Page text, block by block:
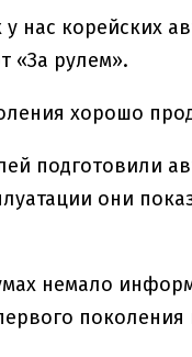
нас корейских
«За рулем».
хорошо
подготовили
они
немало